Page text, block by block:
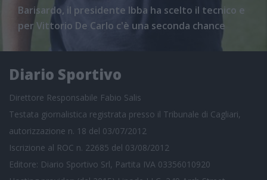
Barisardo, il presidente Ibba ha scelto il tecnico e
per Vittorio De Carlo c'è una seconda chance
Diario Sportivo
Direttore Responsabile Fabio Salis
Testata giornalistica registrata presso il Tribunale di Cagliari,
autorizzazione n. 18 del 03/07/2012
Iscrizione al ROC n. 22685 del 03/08/2012
Editore: Diario Sportivo Srl, Partita IVA 03356010920